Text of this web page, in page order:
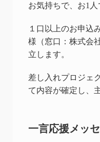
お気持ちで、お1人
１口以上のお申込
様（窓口：株式会
立します。
差し入れプロジェ
て内容が確定し、
一言応援メッ